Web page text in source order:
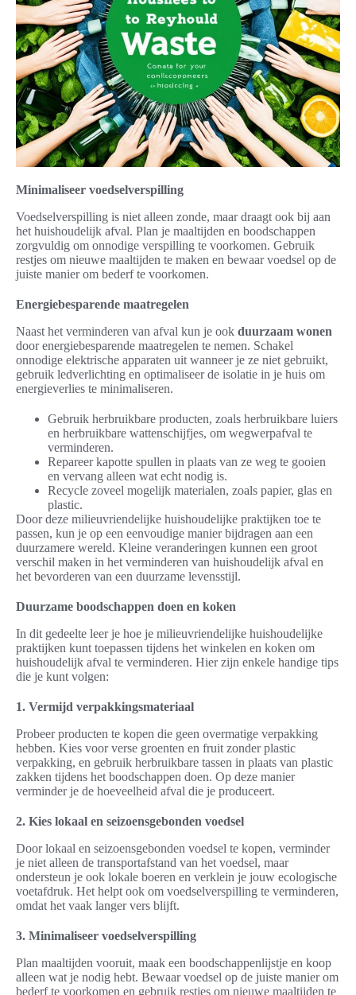
Minimaliseer voedselverspilling
Voedselverspilling is niet alleen zonde, maar draagt ook bij aan
het huishoudelijk afval. Plan je maaltijden en boodschappen
zorgvuldig om onnodige verspilling te voorkomen. Gebruik
restjes om nieuwe maaltijden te maken en bewaar voedsel op de
juiste manier om bederf te voorkomen.
Energiebesparende maatregelen
Naast het verminderen van afval kun je ook duurzaam wonen
door energiebesparende maatregelen te nemen. Schakel
onnodige elektrische apparaten uit wanneer je ze niet gebruikt,
gebruik ledverlichting en optimaliseer de isolatie in je huis om
energieverlies te minimaliseren.
Gebruik herbruikbare producten, zoals herbruikbare luiers
en herbruikbare wattenschijfjes, om wegwerpafval te
verminderen.
Repareer kapotte spullen in plaats van ze weg te gooien
en vervang alleen wat echt nodig is.
Recycle zoveel mogelijk materialen, zoals papier, glas en
plastic.
Door deze milieuvriendelijke huishoudelijke praktijken toe te
passen, kun je op een eenvoudige manier bijdragen aan een
duurzamere wereld. Kleine veranderingen kunnen een groot
verschil maken in het verminderen van huishoudelijk afval en
het bevorderen van een duurzame levensstijl.
Duurzame boodschappen doen en koken
In dit gedeelte leer je hoe je milieuvriendelijke huishoudelijke
praktijken kunt toepassen tijdens het winkelen en koken om
huishoudelijk afval te verminderen. Hier zijn enkele handige tips
die je kunt volgen:
1. Vermijd verpakkingsmateriaal
Probeer producten te kopen die geen overmatige verpakking
hebben. Kies voor verse groenten en fruit zonder plastic
verpakking, en gebruik herbruikbare tassen in plaats van plastic
zakken tijdens het boodschappen doen. Op deze manier
verminder je de hoeveelheid afval die je produceert.
2. Kies lokaal en seizoensgebonden voedsel
Door lokaal en seizoensgebonden voedsel te kopen, verminder
je niet alleen de transportafstand van het voedsel, maar
ondersteun je ook lokale boeren en verklein je jouw ecologische
voetafdruk. Het helpt ook om voedselverspilling te verminderen,
omdat het vaak langer vers blijft.
3. Minimaliseer voedselverspilling
Plan maaltijden vooruit, maak een boodschappenlijstje en koop
alleen wat je nodig hebt. Bewaar voedsel op de juiste manier om
bederf te voorkomen en gebruik restjes om nieuwe maaltijden te